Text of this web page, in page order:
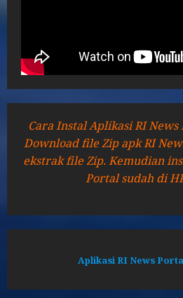
Cara Instal Aplikasi RI
Download file Zip apk RI
ekstrak file Zip. Kemudian
Portal sudah di
Aplikasi RI News